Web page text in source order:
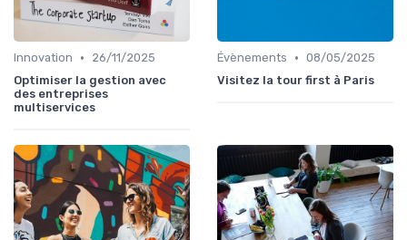
Innovation •
26/11/2025
Optimiser la gestion avec
des entreprises
multiservices
Évènements • 08/05/2025
Visitez la tour first à Paris